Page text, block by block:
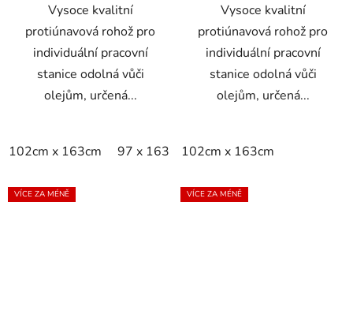
Vysoce kvalitní
protiúnavová rohož pro
individuální pracovní
stanice odolná vůči
olejům, určená...
102cm x 163cm 97 x 163 cm
Vysoce kvalitní
protiúnavová rohož pro
individuální pracovní
stanice odolná vůči
olejům, určená...
102cm x 163cm
VÍCE ZA MÉNĚ VÍCE ZA MÉNĚ